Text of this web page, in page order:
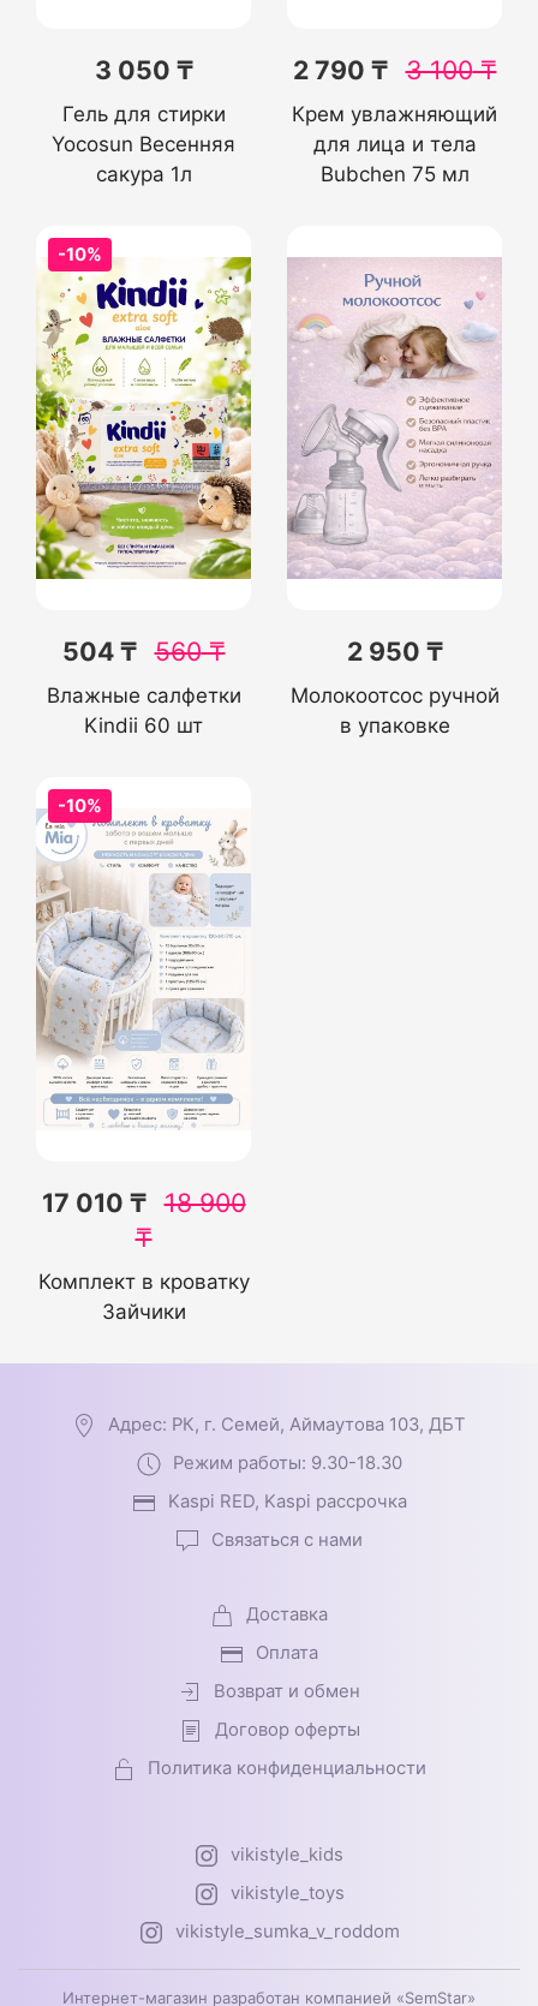
3 050 ₸
Гель для стирки
Yocosun Весенняя
сакура 1л
2 790 ₸ 3 100₸
Крем увлажняющий
для лица и тела
Bubchen 75 мл
-10%
504 ₸ 560₸
Влажные салфетки
Kindii 60 шт
2 950 ₸
Молокоотсос ручной
в упаковке
-10%
17 010 ₸ 18 900
₸
Комплект в кроватку
Зайчики
Адрес: РК, г. Семей, Аймаутова 103, ДБТ
Режим работы: 9.30-18.30
Kaspi RED, Kaspi рассрочка
Связаться с нами
Доставка
Оплата
Возврат и обмен
Договор оферты
Политика конфиденциальности
vikistyle_kids
vikistyle_toys
vikistyle_sumka_v_roddom
Интернет-магазин разработан компанией «SemStar»